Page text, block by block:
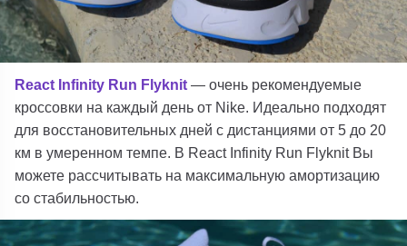
React Infinity Run Flyknit — очень рекомендуемые
кроссовки на каждый день от Nike. Идеально подходят
для восстановительных дней с дистанциями от 5 до 20
км в умеренном темпе. В React Infinity Run Flyknit Вы
можете рассчитывать на максимальную амортизацию
со стабильностью.